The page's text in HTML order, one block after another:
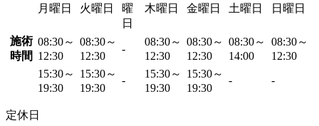
月曜日 火曜日
曜
日
木曜日 金曜日 土曜日 日曜日
施術
時間
08:30～
12:30
08:30～
12:30
-
08:30～
12:30
08:30～
12:30
08:30～
14:00
08:30～
12:30
15:30～
19:30
15:30～
19:30
-
15:30～
19:30
15:30～
19:30
- -
定休日